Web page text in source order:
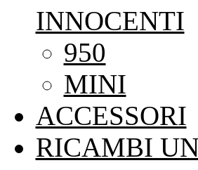
INNOCENTI
950
MINI
ACCESSORI
RICAMBI